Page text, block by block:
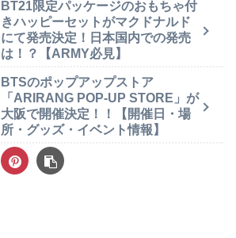
BT21限定パッケージのおもちゃ付
きハッピーセットがマクドナルド
にて発売決定！日本国内での発売
は！？【ARMY必見】
BTSのポップアップストア
「ARIRANG POP-UP STORE」が
大阪で開催決定！！【開催日・場
所・グッズ・イベント情報】